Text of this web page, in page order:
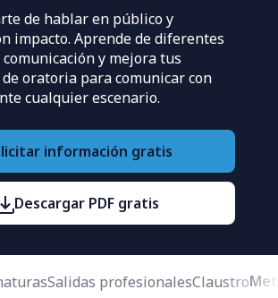
de hablar en público y
impacto. Aprende de diferentes
y mejora tus
oratoria para comunicar con
cualquier escenario.
información gratis
Descargar PDF gratis
Salidas profesionalesClaustro